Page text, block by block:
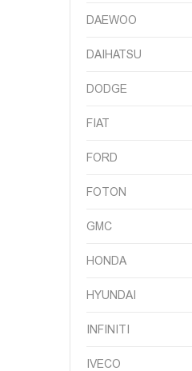
DAEWOO
DAIHATSU
DODGE
FIAT
FORD
FOTON
GMC
HONDA
HYUNDAI
INFINITI
IVECO